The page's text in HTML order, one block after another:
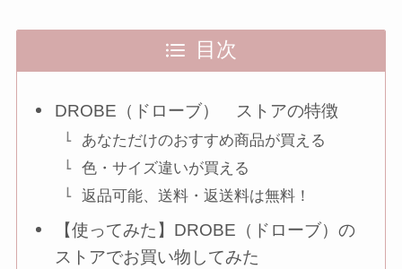
目次
DROBE（ドローブ） ストアの特徴
あなただけのおすすめ商品が買える
色・サイズ違いが買える
返品可能、送料・返送料は無料！
【使ってみた】DROBE（ドローブ）の
ストアでお買い物してみた